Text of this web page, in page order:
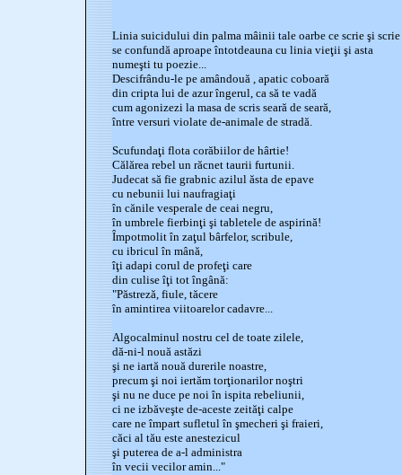
Linia suicidului din palma mâinii tale oarbe ce scrie şi scrie
se confundă aproape întotdeauna cu linia vieţii şi asta
numeşti tu poezie...
Descifrându-le pe amândouă , apatic coboară
din cripta lui de azur îngerul, ca să te vadă
cum agonizezi la masa de scris seară de seară,
între versuri violate de-animale de stradă.
Scufundaţi flota corăbiilor de hârtie!
Călărea rebel un răcnet taurii furtunii.
Judecat să fie grabnic azilul ăsta de epave
cu nebunii lui naufragiaţi
în cănile vesperale de ceai negru,
în umbrele fierbinţi şi tabletele de aspirină!
Împotmolit în zaţul bârfelor, scribule,
cu ibricul în mână,
îţi adapi corul de profeţi care
din culise îţi tot îngână:
"Păstreză, fiule, tăcere
în amintirea viitoarelor cadavre...
Algocalminul nostru cel de toate zilele,
dă-ni-l nouă astăzi
şi ne iartă nouă durerile noastre,
precum şi noi iertăm torţionarilor noştri
şi nu ne duce pe noi în ispita rebeliunii,
ci ne izbăveşte de-aceste zeităţi calpe
care ne împart sufletul în şmecheri şi fraieri,
căci al tău este anestezicul
şi puterea de a-l administra
în vecii vecilor amin..."